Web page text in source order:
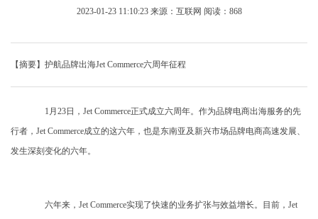
2023-01-23 11:10:23 来源：互联网 阅读：868
【摘要】护航品牌出海Jet Commerce六周年征程
1月23日，Jet Commerce正式成立六周年。作为品牌电商出海服务的先
行者，Jet Commerce成立的这六年，也是东南亚及新兴市场品牌电商高速发展、
发生深刻变化的六年。
六年来，Jet Commerce实现了快速的业务扩张与效益增长。目前，Jet